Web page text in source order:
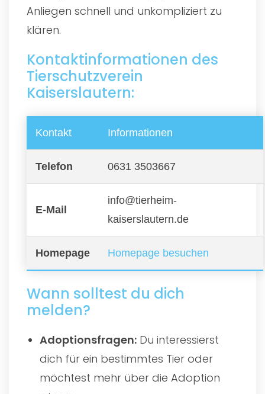
Anliegen schnell und unkompliziert zu
klären.
Kontaktinformationen des
Tierschutzverein
Kaiserslautern:
Kontakt Informationen
Telefon 0631 3503667
E-Mail
info@tierheim-
kaiserslautern.de
Homepage Homepage besuchen
Wann solltest du dich
melden?
Adoptionsfragen: Du interessierst
dich für ein bestimmtes Tier oder
möchtest mehr über die Adoption